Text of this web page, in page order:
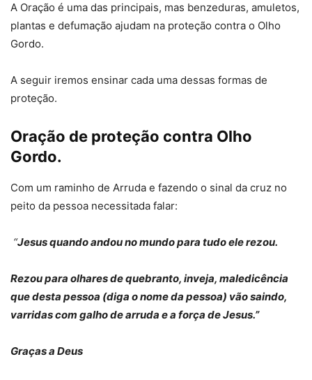
A Oração é uma das principais, mas benzeduras, amuletos,
plantas e defumação ajudam na proteção contra o Olho
Gordo.
A seguir iremos ensinar cada uma dessas formas de
proteção.
Oração de proteção contra Olho
Gordo.
Com um raminho de Arruda e fazendo o sinal da cruz no
peito da pessoa necessitada falar:
“Jesus quando andou no mundo para tudo ele rezou.
Rezou para olhares de quebranto, inveja, maledicência
que desta pessoa (diga o nome da pessoa) vão saindo,
varridas com galho de arruda e a força de Jesus.”
Graças a Deus